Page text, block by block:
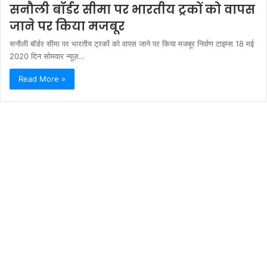
सनौली बॉर्डर सीमा पर भारतीय ट्रकों को वापस
जाने पर किया मजबूर
सनौली बॉर्डर सीमा पर भारतीय ट्रकों को वापस जाने पर किया मजबूर निर्वाण टाइम्स 18 मई
2020 दिन सोमवार न्यूज़…
Read More »